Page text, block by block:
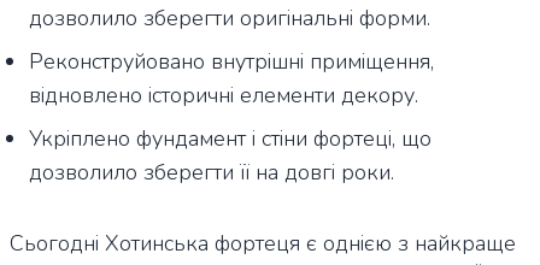
дозволило зберегти оригінальні форми.
Реконструйовано внутрішні приміщення,
відновлено історичні елементи декору.
Укріплено фундамент і стіни фортеці, що
дозволило зберегти її на довгі роки.
Сьогодні Хотинська фортеця є однією з найкраще